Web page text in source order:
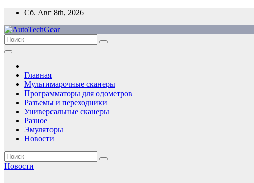
Перейти
содержимому
Сб. Авг 8th, 2026
Главная
Мультимарочные сканеры
Программаторы для одометров
Разъемы и переходники
Универсальные сканеры
Разное
Эмуляторы
Новости
Новости